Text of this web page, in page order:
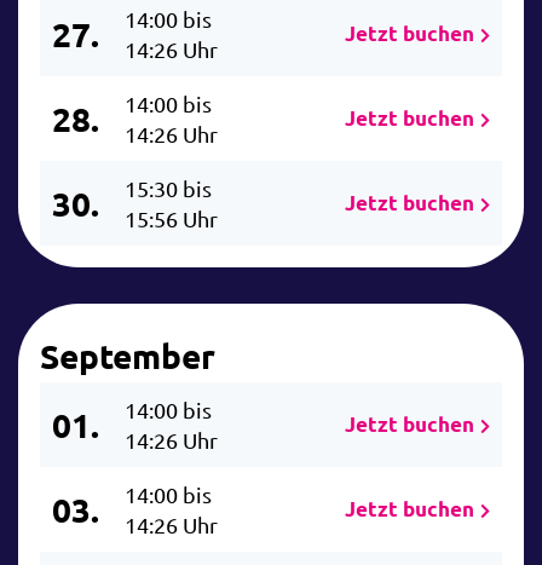
27.
14:00 bis
14:26 Uhr
Jetzt buchen
28.
14:00 bis
14:26 Uhr
Jetzt buchen
30.
15:30 bis
15:56 Uhr
Jetzt buchen
September
01.
14:00 bis
14:26 Uhr
Jetzt buchen
03.
14:00 bis
14:26 Uhr
Jetzt buchen